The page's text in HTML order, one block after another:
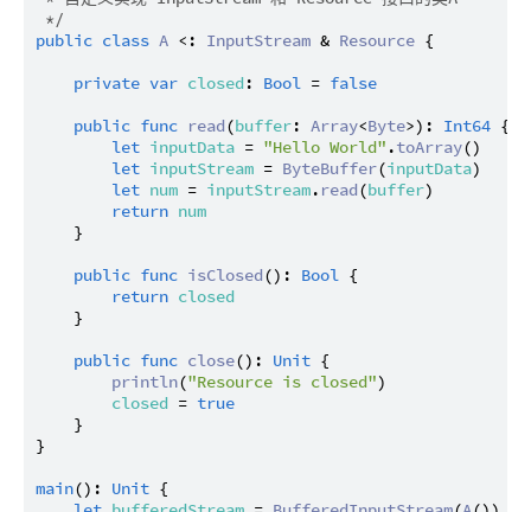
*/
public class A <: InputStream & Resource {
private var closed: Bool = false
public func read(buffer: Array<Byte>): Int64 {
let inputData = "Hello World" .toArray()
let inputStream = ByteBuffer(inputData)
let num = inputStream. read(buffer)
return num
    }
public func isClosed(): Bool {
return closed
    }
public func close(): Unit {
println("Resource is closed")
closed = true
    }
}
main(): Unit {